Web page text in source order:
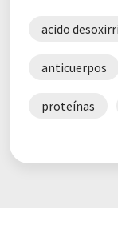
acido
anticuerpos
proteínas